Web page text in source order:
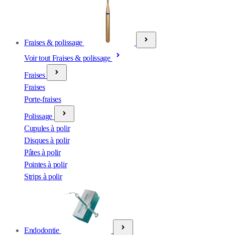
Fraises & polissage
Voir tout Fraises & polissage
Fraises
Fraises
Porte-fraises
Polissage
Cupules à polir
Disques à polir
Pâtes à polir
Pointes à polir
Strips à polir
Endodontie